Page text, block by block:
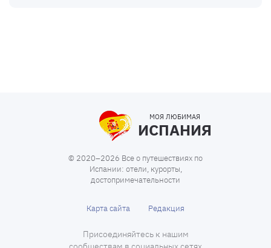
МОЯ ЛЮБИМАЯ
ИСПАНИЯ
© 2020–2026 Все о путешествиях по
Испании: отели, курорты,
достопримечательности
Карта сайта Редакция
Присоединяйтесь к нашим